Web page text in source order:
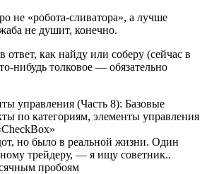
не «робота-сливатора», а лучше
не душит, конечно.
ответ, как найду или соберу (сейчас в
нибудь толковое — обязательно
управления (Часть 8): Базовые
по категориям, элементы управления
но было в реальной жизни. Один
трейдеру, — я ищу советник..
пробоям